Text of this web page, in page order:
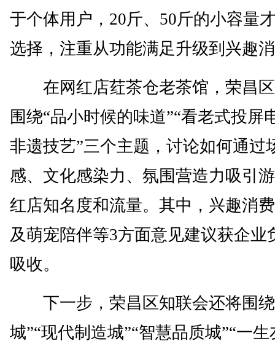
于个体用户，20斤、50斤的小容量
选择，注重从功能满足升级到兴趣
在网红店荭茶仓老茶馆，荣昌区
围绕“品小时候的味道”“看老式投屏
非遗技艺”三个主题，讨论如何通过
感、文化感染力、氛围营造力吸引
红店知名度和流量。其中，兴趣消
及萌宠陪伴等3方面意见建议获企业
吸收。
下一步，荣昌区知联会还将围绕
城”“现代制造城”“智慧品质城”“一